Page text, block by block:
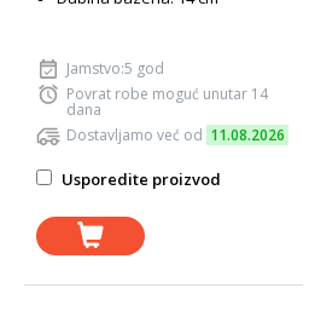
Jamstvo:5 god
Povrat robe moguć unutar 14
dana
Dostavljamo već od 11.08.2026
Usporedite proizvod